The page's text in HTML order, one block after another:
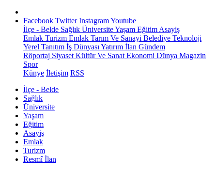
Facebook Twitter InstagramYoutube
İlçe - Belde Sağlık ÜniversiteYaşam Eğitim Asayiş
Emlak Turizm Emlak Tarım Ve Sanayi Belediye Teknoloji
Yerel Tanıtım İş Dünyası Yatırım İlan Gündem
Röportaj Siyaset Kültür Ve Sanat Ekonomi Dünya Magazin
Spor
Künye İletişim RSS
İlçe - Belde
Sağlık
Üniversite
Yaşam
Eğitim
Asayiş
Emlak
Turizm
Resmî İlan